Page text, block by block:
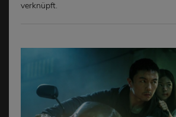
verknüpft.